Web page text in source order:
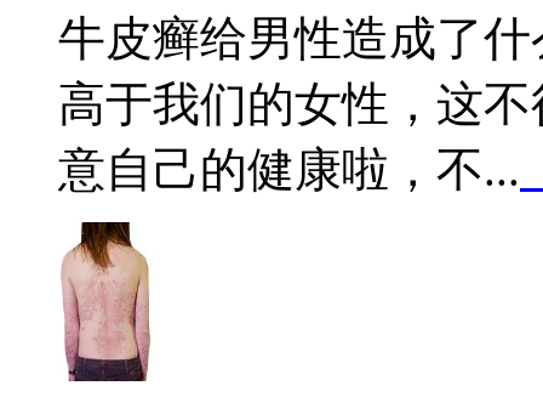
牛皮癣给男性造成了
高于我们的女性，这
意自己的健康啦，不...